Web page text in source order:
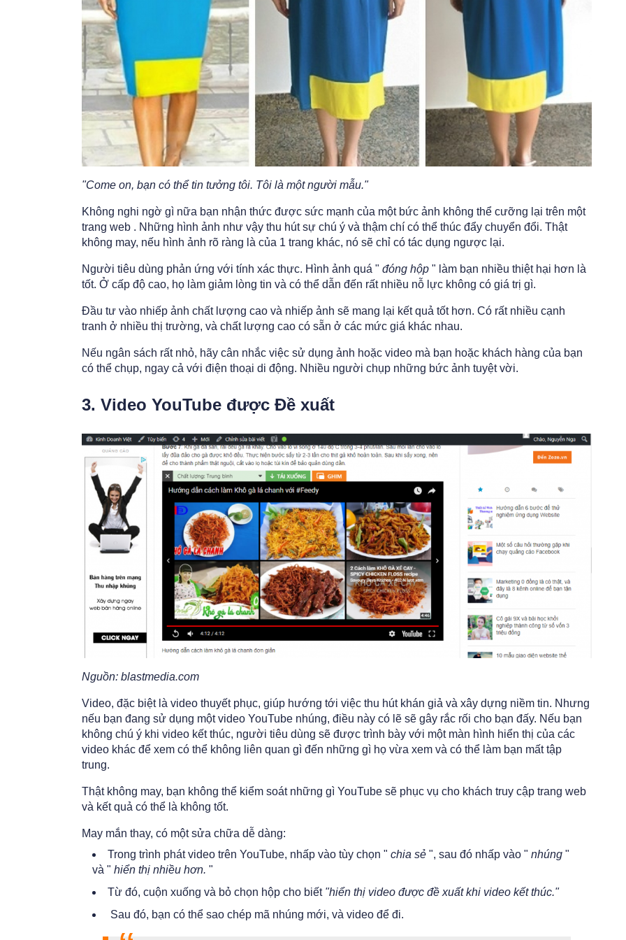
"Come on, bạn có thể tin tưởng tôi. Tôi là một người mẫu."
Không nghi ngờ gì nữa bạn nhận thức được sức mạnh của một bức ảnh không thể cưỡng lại trên một
trang web . Những hình ảnh như vậy thu hút sự chú ý và thậm chí có thể thúc đẩy chuyển đổi. Thật
không may, nếu hình ảnh rõ ràng là của 1 trang khác, nó sẽ chỉ có tác dụng ngược lại.
Người tiêu dùng phản ứng với tính xác thực. Hình ảnh quá " đóng hộp " làm bạn nhiều thiệt hại hơn là
tốt. Ở cấp độ cao, họ làm giảm lòng tin và có thể dẫn đến rất nhiều nỗ lực không có giá trị gì.
Đầu tư vào nhiếp ảnh chất lượng cao và nhiếp ảnh sẽ mang lại kết quả tốt hơn. Có rất nhiều cạnh
tranh ở nhiều thị trường, và chất lượng cao có sẵn ở các mức giá khác nhau.
Nếu ngân sách rất nhỏ, hãy cân nhắc việc sử dụng ảnh hoặc video mà bạn hoặc khách hàng của bạn
có thể chụp, ngay cả với điện thoại di động. Nhiều người chụp những bức ảnh tuyệt vời.
3. Video YouTube được Đề xuất
Nguồn: blastmedia.com
Video, đặc biệt là video thuyết phục, giúp hướng tới việc thu hút khán giả và xây dựng niềm tin. Nhưng
nếu bạn đang sử dụng một video YouTube nhúng, điều này có lẽ sẽ gây rắc rối cho bạn đấy. Nếu bạn
không chú ý khi video kết thúc, người tiêu dùng sẽ được trình bày với một màn hình hiển thị của các
video khác để xem có thể không liên quan gì đến những gì họ vừa xem và có thể làm bạn mất tập
trung.
Thật không may, bạn không thể kiểm soát những gì YouTube sẽ phục vụ cho khách truy cập trang web
và kết quả có thể là không tốt.
May mắn thay, có một sửa chữa dễ dàng:
Trong trình phát video trên YouTube, nhấp vào tùy chọn " chia sẻ ", sau đó nhấp vào " nhúng "
và " hiển thị nhiều hơn. "
Từ đó, cuộn xuống và bỏ chọn hộp cho biết "hiển thị video được đề xuất khi video kết thúc."
Sau đó, bạn có thể sao chép mã nhúng mới, và video để đi.